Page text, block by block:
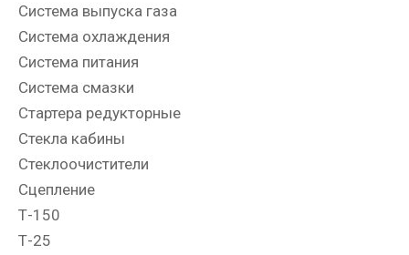
Система выпуска газа
Система охлаждения
Система питания
Система смазки
Стартера редукторные
Стекла кабины
Стеклоочистители
Сцепление
Т-150
Т-25